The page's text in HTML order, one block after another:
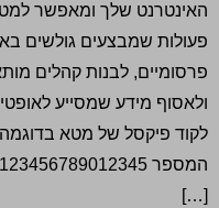
האינטרנט שלך ומאפשר
פעולות שמבצעים גולשים
פרסומיים, לבנות קהלים
ולאסוף מידע שמסייע
לקוד פיקסל של מטא
[…]